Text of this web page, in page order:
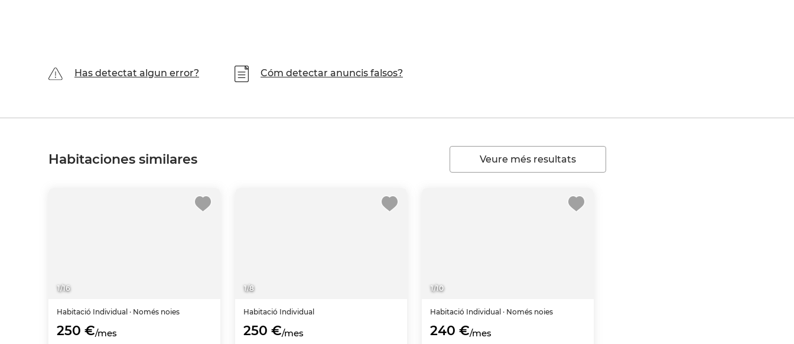
Has detectat algun error? Cóm detectar anuncis falsos?
Habitaciones similares Veure més resultats
1/16
Habitació Individual · Només noies
250 €/mes
1/8
Habitació Individual
250 €/mes
1/10
Habitació Individual · Només noies
240 €/mes